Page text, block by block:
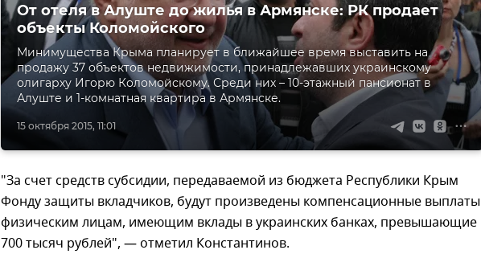
15 октября 2015, 11:01
От отеля в Алуште до жилья в Армянске: РК продает
объекты Коломойского
Минимущества Крыма планирует в ближайшее время выставить на
продажу 37 объектов недвижимости, принадлежавших украинскому
олигарху Игорю Коломойскому. Среди них – 10-этажный пансионат в
Алуште и 1-комнатная квартира в Армянске.
"За счет средств субсидии, передаваемой из бюджета Республики Крым
Фонду защиты вкладчиков, будут произведены компенсационные выплаты
физическим лицам, имеющим вклады в украинских банках, превышающие
700 тысяч рублей", — отметил Константинов.